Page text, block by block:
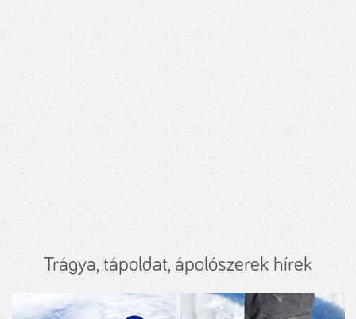
Trágya, tápoldat, ápolószerek hírek